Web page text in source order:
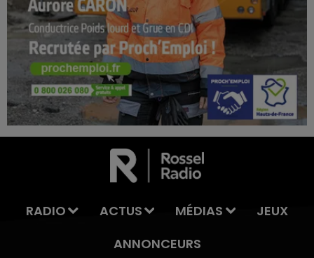
LA TEAM DU WEEK-END
RADIO ACTUS MÉDIAS
JEUX
ANNONCEURS